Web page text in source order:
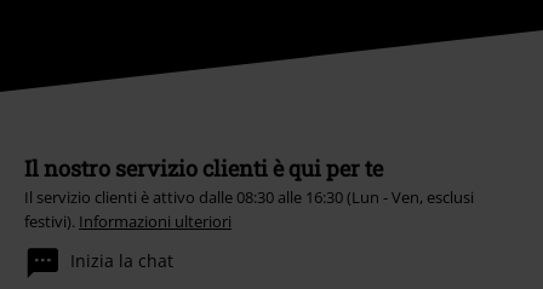
Il nostro servizio clienti è qui per te
Il servizio clienti è attivo dalle 08:30 alle 16:30 (Lun - Ven, esclusi
festivi). Informazioni ulteriori
Inizia la chat